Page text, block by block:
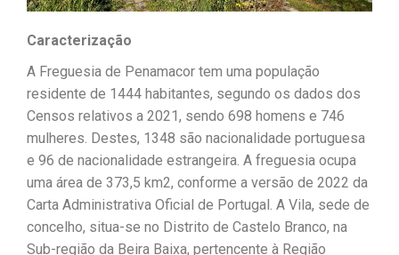
Caracterização
A Freguesia de Penamacor tem uma população
residente de 1444 habitantes, segundo os dados dos
Censos relativos a 2021, sendo 698 homens e 746
mulheres. Destes, 1348 são nacionalidade portuguesa
e 96 de nacionalidade estrangeira. A freguesia ocupa
uma área de 373,5 km2, conforme a versão de 2022 da
Carta Administrativa Oficial de Portugal. A Vila, sede de
concelho, situa-se no Distrito de Castelo Branco, na
Sub-região da Beira Baixa, pertencente à Região